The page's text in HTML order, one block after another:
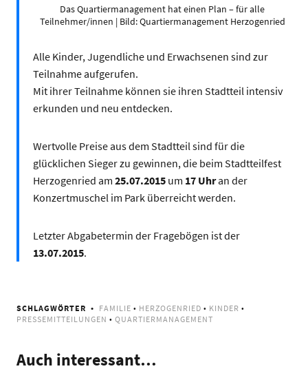
Das Quartiermanagement hat einen Plan – für alle
Teilnehmer/innen | Bild: Quartiermanagement Herzogenried
Alle Kinder, Jugendliche und Erwachsenen sind zur
Teilnahme aufgerufen.
Mit ihrer Teilnahme können sie ihren Stadtteil intensiv
erkunden und neu entdecken.
Wertvolle Preise aus dem Stadtteil sind für die
glücklichen Sieger zu gewinnen, die beim Stadtteilfest
Herzogenried am 25.07.2015um 17 Uhran der
Konzertmuschel im Park überreicht werden.
Letzter Abgabetermin der Fragebögen ist der
13.07.2015.
SCHLAGWÖRTER FAMILIE • HERZOGENRIED • KINDER •
PRESSEMITTEILUNGEN • QUARTIERMANAGEMENT
Auch interessant…